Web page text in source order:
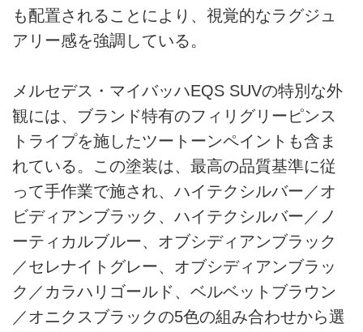
も配置されることにより、視覚的なラグジュ
アリー感を強調している。
メルセデス・マイバッハEQS SUVの特別な外
観には、ブランド特有のフィリグリーピンス
トライプを施したツートーンペイントも含ま
れている。この塗装は、最高の品質基準に従
って手作業で施され、ハイテクシルバー／オ
ビディアンブラック、ハイテクシルバー／ノ
ーティカルブルー、オブシディアンブラック
／セレナイトグレー、オブシディアンブラッ
ク／カラハリゴールド、ベルベットブラウン
／オニクスブラックの5色の組み合わせから選